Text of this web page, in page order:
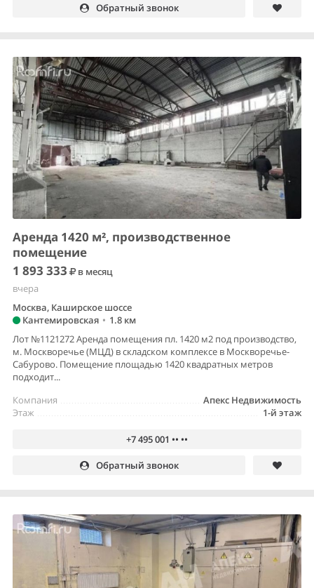
Обратный звонок
Аренда 1420 м², производственное
помещение
1 893 333
в месяц
вчера
Москва, Каширское шоссе
Кантемировская • 1.8 км
Лот №1121272 Аренда помещения пл. 1420 м2 под производство,
м. Москворечье (МЦД) в складском комплексе в Москворечье-
Сабурово. Помещение площадью 1420 квадратных метров
подходит...
Апекс Недвижимость
Компания
1-й этаж
Этаж
+7 495 001 •• ••
Обратный звонок